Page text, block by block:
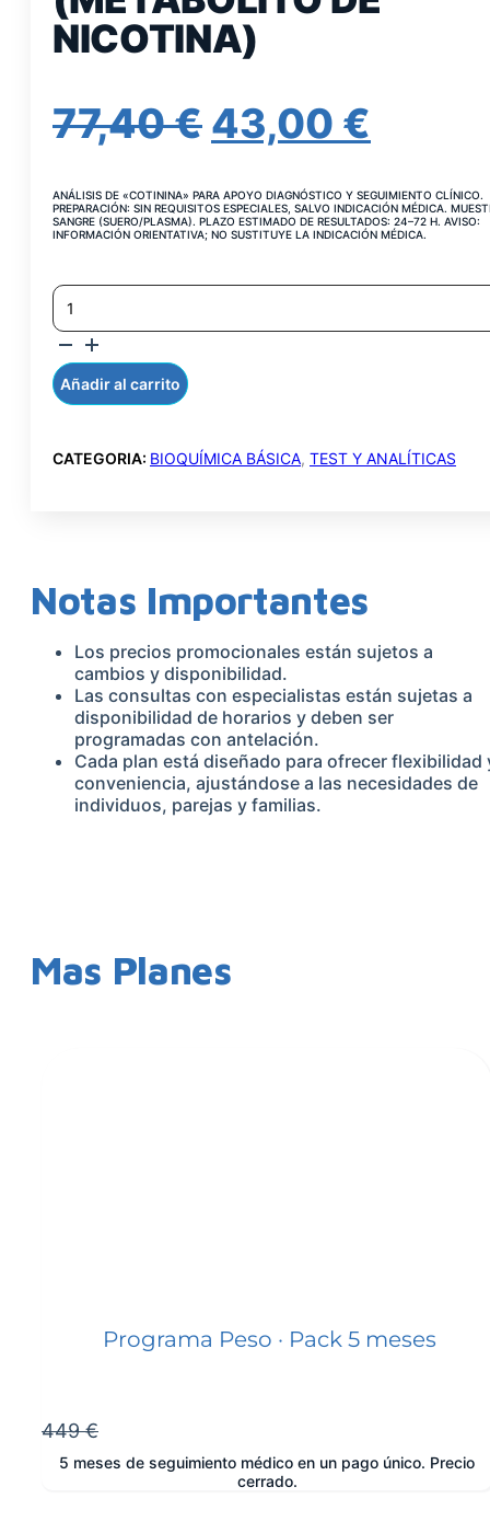
NICOTINA)
77,40€ EL
ORIGINAL
77,40 €.
43,00 €
ANÁLISIS DE «COTININA» PARA APOYO DIAGNÓSTICO Y SEGUIMIENTO CLÍNICO.
PREPARACIÓN: SIN REQUISITOS ESPECIALES, SALVO INDICACIÓN MÉDICA.
SANGRE (SUERO/PLASMA). PLAZO ESTIMADO DE RESULTADOS: 24–72 H. AVISO:
INFORMACIÓN ORIENTATIVA; NO SUSTITUYE LA INDICACIÓN MÉDICA.
COTININA
ORINA
(METABOLITO
DE
NICOTINA)
CANTIDAD
Añadir al carrito
CATEGORIA: BIOQUÍMICA BÁSICA, TEST Y ANALÍTICAS
Notas Importantes
Los precios promocionales están sujetos a
cambios y disponibilidad.
Las consultas con especialistas están sujetas a
disponibilidad de horarios y deben ser
programadas con antelación.
Cada plan está diseñado para ofrecer flexibilidad
conveniencia, ajustándose a las necesidades de
individuos, parejas y familias.
Mas Planes
Programa Peso · Pack 5 meses
449 €
5 meses de seguimiento médico en un pago único. Precio
cerrado.